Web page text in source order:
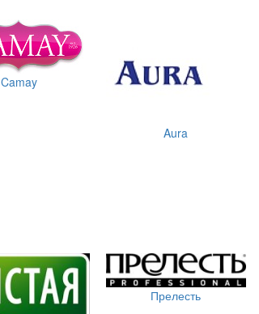
Camay
Aura
Прелесть